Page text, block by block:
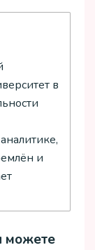
в
и
можете